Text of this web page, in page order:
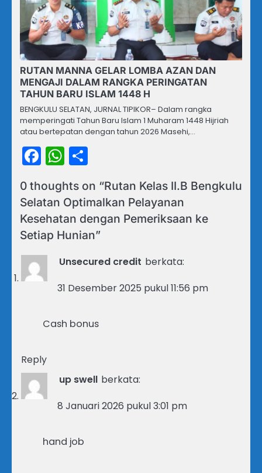
RUTAN MANNA GELAR LOMBA AZAN DAN
MENGAJI DALAM RANGKA PERINGATAN
TAHUN BARU ISLAM 1448 H
BENGKULU SELATAN, JURNAL TIPIKOR– Dalam rangka
memperingati Tahun Baru Islam 1 Muharam 1448 Hijriah
atau bertepatan dengan tahun 2026 Masehi,…
Facebook
WhatsApp
0 thoughts on “Rutan Kelas II.B Bengkulu
Selatan Optimalkan Pelayanan
Kesehatan dengan Pemeriksaan ke
Setiap Hunian”
Unsecured credit berkata:
31 Desember 2025 pukul 11:56 pm
Cash bonus
Reply
up swell berkata:
8 Januari 2026 pukul 3:01 pm
hand job